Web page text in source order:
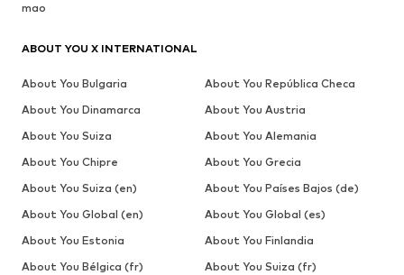
mao
ABOUT YOU X INTERNATIONAL
About You Bulgaria
About You República Checa
About You Dinamarca
About You Austria
About You Suiza
About You Alemania
About You Chipre
About You Grecia
About You Suiza (en)
About You Países Bajos (de)
About You Global (en)
About You Global (es)
About You Estonia
About You Finlandia
About You Bélgica (fr)
About You Suiza (fr)